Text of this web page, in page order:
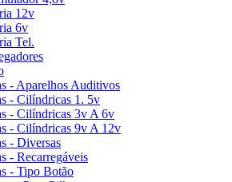
12v
6v
Tel.
- Aparelhos Auditivos
- Cilíndricas 1. 5v
- Cilíndricas 3v A 6v
- Cilíndricas 9v A 12v
- Diversas
- Recarregáveis
- Tipo Botão